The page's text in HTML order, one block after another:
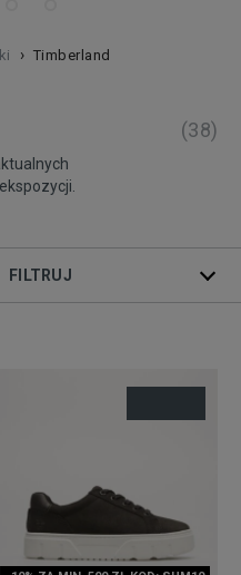
› Timberland
(38)
ROZWIŃ FILTRY